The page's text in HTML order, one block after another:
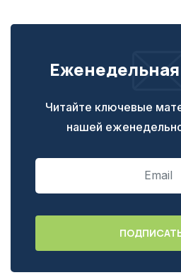
Читайте ключевые
нашей